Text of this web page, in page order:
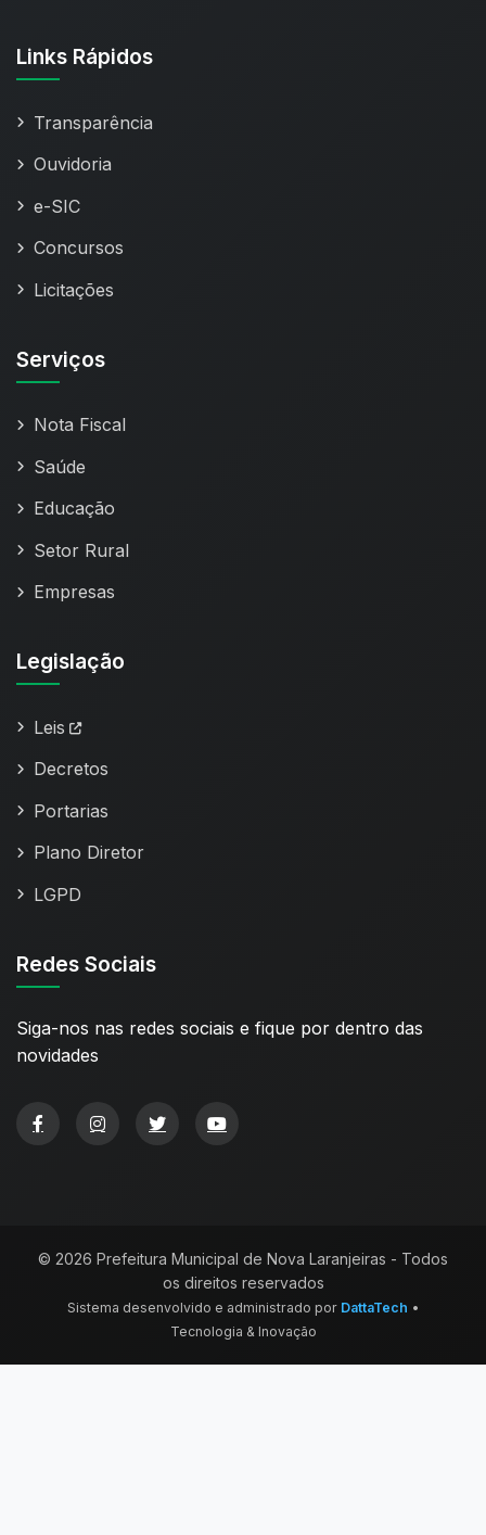
Links Rápidos
Transparência
Ouvidoria
e-SIC
Concursos
Licitações
Serviços
Nota Fiscal
Saúde
Educação
Setor Rural
Empresas
Legislação
Leis
Decretos
Portarias
Plano Diretor
LGPD
Redes Sociais
Siga-nos nas redes sociais e fique por dentro das
novidades
© 2026 Prefeitura Municipal de Nova Laranjeiras - Todos
os direitos reservados
Sistema desenvolvido e administrado por DattaTech •
Tecnologia & Inovação